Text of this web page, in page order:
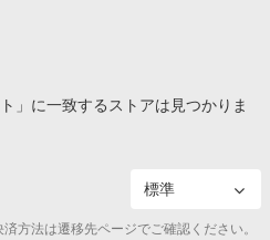
」に一致するストアは見つかりま
方法は遷移先ページでご確認ください。